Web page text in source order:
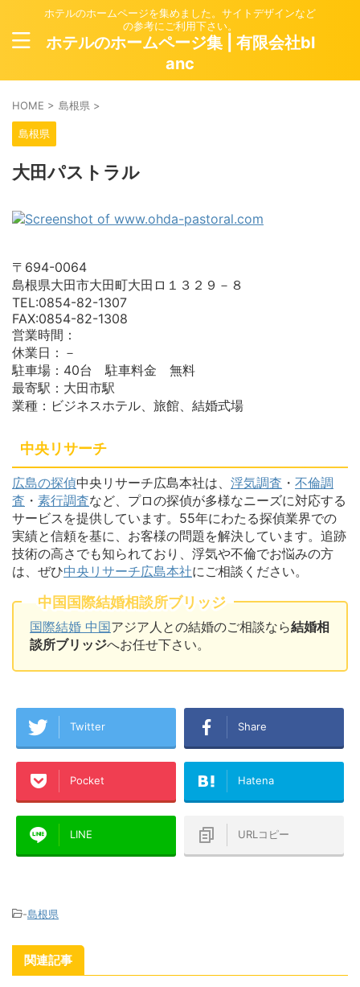
ホテルのホームページを集めました。サイトデザインなど
の参考にご利用下さい。
ホテルのホームページ集 | 有限会社bl
anc
HOME > 島根県 >
島根県
大田パストラル
〒694-0064
島根県大田市大田町大田ロ１３２９－８
TEL:0854-82-1307
FAX:0854-82-1308
営業時間：
休業日：－
駐車場：40台 駐車料金 無料
最寄駅：大田市駅
業種：ビジネスホテル、旅館、結婚式場
中央リサーチ
広島の探偵中央リサーチ広島本社は、 浮気調査 ・ 不倫調
査 ・ 素行調査など、プロの探偵が多様なニーズに対応する
サービスを提供しています。55年にわたる探偵業界での
実績と信頼を基に、お客様の問題を解決しています。追跡
技術の高さでも知られており、浮気や不倫でお悩みの方
は、ぜひ中央リサーチ広島本社にご相談ください。
中国国際結婚相談所ブリッジ
国際結婚 中国アジア人との結婚のご相談なら結婚相
談所ブリッジへお任せ下さい。
Twitter Share
Pocket Hatena
LINE URLコピー
-島根県
関連記事